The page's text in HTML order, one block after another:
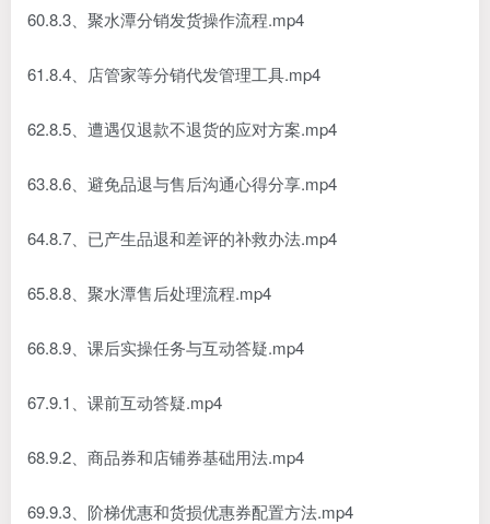
60.8.3、聚水潭分销发货操作流程.mp4
61.8.4、店管家等分销代发管理工具.mp4
62.8.5、遭遇仅退款不退货的应对方案.mp4
63.8.6、避免品退与售后沟通心得分享.mp4
64.8.7、已产生品退和差评的补救办法.mp4
65.8.8、聚水潭售后处理流程.mp4
66.8.9、课后实操任务与互动答疑.mp4
67.9.1、课前互动答疑.mp4
68.9.2、商品券和店铺券基础用法.mp4
69.9.3、阶梯优惠和货损优惠券配置方法.mp4